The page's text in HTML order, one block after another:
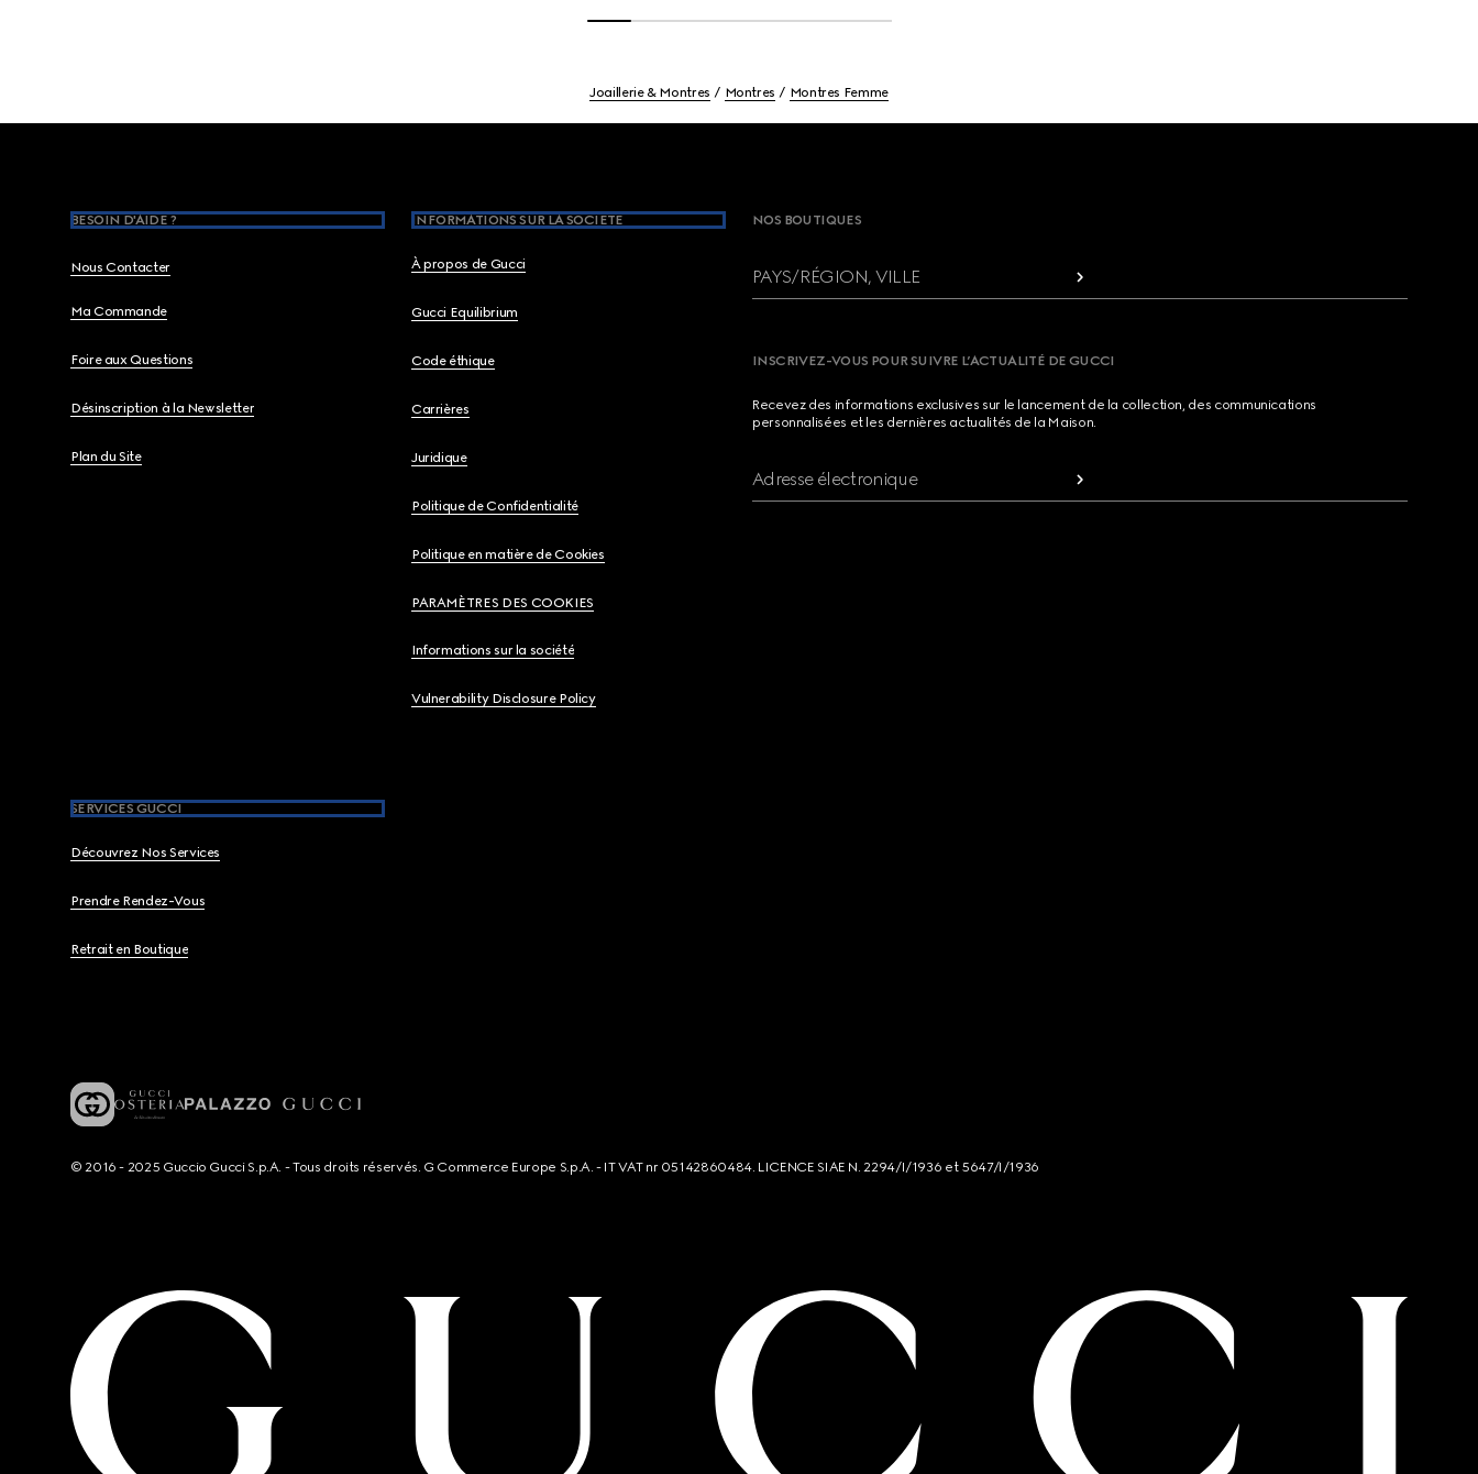
Joaillerie & Montres Montres Montres Femme
BESOIN D'AIDE ?
Nous Contacter
Ma Commande
Foire aux Questions
Désinscription à la Newsletter
Plan du Site
INFORMATIONS SUR LA SOCIETE
À propos de Gucci
Gucci Equilibrium
Code éthique
Carrières
Juridique
Politique de Confidentialité
Politique en matière de Cookies
PARAMÈTRES DES COOKIES
Informations sur la société
Vulnerability Disclosure Policy
SERVICES GUCCI
Découvrez Nos Services
Prendre Rendez-Vous
Retrait en Boutique
NOS BOUTIQUES
PAYS/RÉGION, VILLE
INSCRIVEZ-VOUS POUR SUIVRE L’ACTUALITÉ DE GUCCI
Recevez des informations exclusives sur le lancement de la collection, des communications
personnalisées et les dernières actualités de la Maison.
Adresse électronique
© 2016 - 2025 Guccio Gucci S.p.A. - Tous droits réservés. G Commerce Europe S.p.A. - IT VAT nr 05142860484. LICENCE SIAE N. 2294/I/1936 et 5647/I/1936